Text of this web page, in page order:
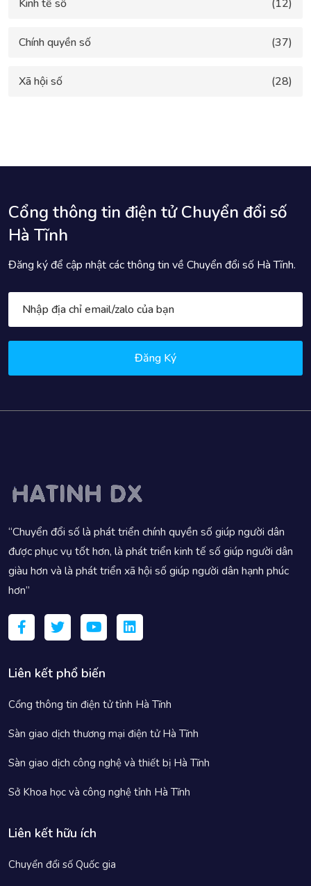
Kinh tế số (12)
Chính quyền số (37)
Xã hội số (28)
Cổng thông tin điện tử Chuyển đổi số
Hà Tĩnh
Đăng ký để cập nhật các thông tin về Chuyển đổi số Hà Tĩnh.
Đăng Ký
“Chuyển đổi số là phát triển chính quyền số giúp người dân
được phục vụ tốt hơn, là phát triển kinh tế số giúp người dân
giàu hơn và là phát triển xã hội số giúp người dân hạnh phúc
hơn”
Liên kết phổ biến
Cổng thông tin điện tử tỉnh Hà Tĩnh
Sàn giao dịch thương mại điện tử Hà Tĩnh
Sàn giao dịch công nghệ và thiết bị Hà Tĩnh
Sở Khoa học và công nghệ tỉnh Hà Tĩnh
Liên kết hữu ích
Chuyển đổi số Quốc gia